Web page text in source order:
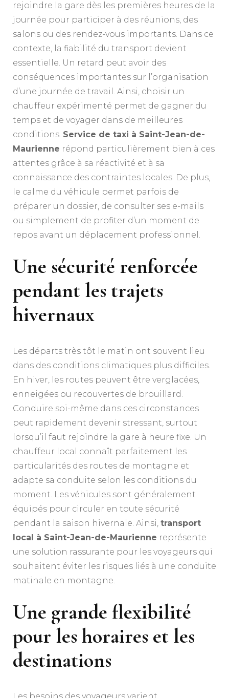
rejoindre la gare dès les premières heures de la
journée pour participer à des réunions, des
salons ou des rendez-vous importants. Dans ce
contexte, la fiabilité du transport devient
essentielle. Un retard peut avoir des
conséquences importantes sur l’organisation
d’une journée de travail. Ainsi, choisir un
chauffeur expérimenté permet de gagner du
temps et de voyager dans de meilleures
conditions. Service de taxi à Saint-Jean-de-
Maurienne répond particulièrement bien à ces
attentes grâce à sa réactivité et à sa
connaissance des contraintes locales. De plus,
le calme du véhicule permet parfois de
préparer un dossier, de consulter ses e-mails
ou simplement de profiter d’un moment de
repos avant un déplacement professionnel.
Une sécurité renforcée
pendant les trajets
hivernaux
Les départs très tôt le matin ont souvent lieu
dans des conditions climatiques plus difficiles.
En hiver, les routes peuvent être verglacées,
enneigées ou recouvertes de brouillard.
Conduire soi-même dans ces circonstances
peut rapidement devenir stressant, surtout
lorsqu’il faut rejoindre la gare à heure fixe. Un
chauffeur local connaît parfaitement les
particularités des routes de montagne et
adapte sa conduite selon les conditions du
moment. Les véhicules sont généralement
équipés pour circuler en toute sécurité
pendant la saison hivernale. Ainsi, transport
local à Saint-Jean-de-Maurienne représente
une solution rassurante pour les voyageurs qui
souhaitent éviter les risques liés à une conduite
matinale en montagne.
Une grande flexibilité
pour les horaires et les
destinations
Les besoins des voyageurs varient